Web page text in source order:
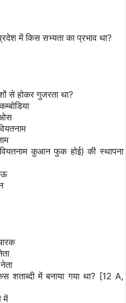
में किस सभ्यता का प्रभाव था?
से होकर गुजरता था?
कुआन फुक होई) की स्थापना
शताब्दी में बनाया गया था? [12 A,
में